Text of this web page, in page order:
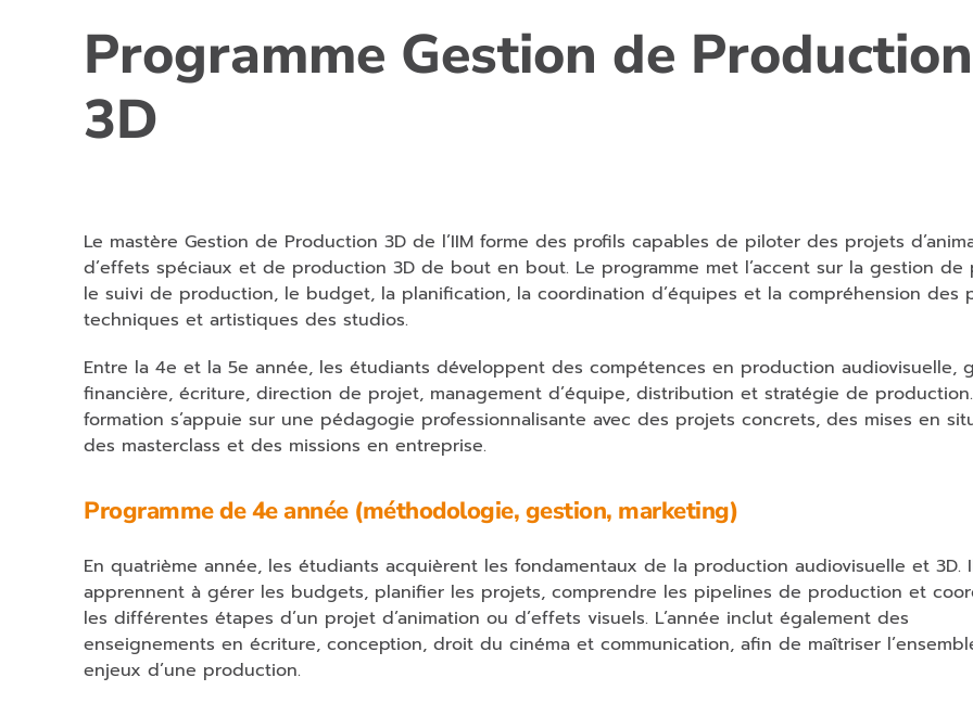
Programme Gestion de Production
3D
Le mastère Gestion de Production 3D de l’IIM forme des profils capables de piloter des projets
d’effets spéciaux et de production 3D de bout en bout. Le programme met l’accent sur la gestion de
le suivi de production, le budget, la planification, la coordination d’équipes et la compréhension des
techniques et artistiques des studios.
Entre la 4e et la 5e année, les étudiants développent des compétences en production audiovisuelle,
financière, écriture, direction de projet, management d’équipe, distribution et stratégie de
formation s’appuie sur une pédagogie professionnalisante avec des projets concrets, des mises en
des masterclass et des missions en entreprise.
Programme de 4e année (méthodologie, gestion, marketing)
En quatrième année, les étudiants acquièrent les fondamentaux de la production audiovisuelle et 3D.
apprennent à gérer les budgets, planifier les projets, comprendre les pipelines de production et
les différentes étapes d’un projet d’animation ou d’effets visuels. L’année inclut également des
enseignements en écriture, conception, droit du cinéma et communication, afin de maîtriser
enjeux d’une production.